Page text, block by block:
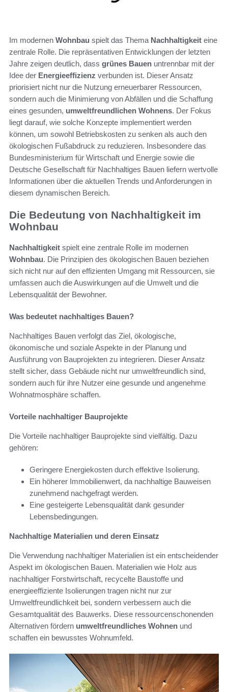
Im modernen Wohnbau spielt das Thema Nachhaltigkeit eine
zentrale Rolle. Die repräsentativen Entwicklungen der letzten
Jahre zeigen deutlich, dass grünes Bauen untrennbar mit der
Idee der Energieeffizienz verbunden ist. Dieser Ansatz
priorisiert nicht nur die Nutzung erneuerbarer Ressourcen,
sondern auch die Minimierung von Abfällen und die Schaffung
eines gesunden, umweltfreundlichen Wohnens. Der Fokus
liegt darauf, wie solche Konzepte implementiert werden
können, um sowohl Betriebskosten zu senken als auch den
ökologischen Fußabdruck zu reduzieren. Insbesondere das
Bundesministerium für Wirtschaft und Energie sowie die
Deutsche Gesellschaft für Nachhaltiges Bauen liefern wertvolle
Informationen über die aktuellen Trends und Anforderungen in
diesem dynamischen Bereich.
Die Bedeutung von Nachhaltigkeit im
Wohnbau
Nachhaltigkeit spielt eine zentrale Rolle im modernen
Wohnbau. Die Prinzipien des ökologischen Bauen beziehen
sich nicht nur auf den effizienten Umgang mit Ressourcen, sie
umfassen auch die Auswirkungen auf die Umwelt und die
Lebensqualität der Bewohner.
Was bedeutet nachhaltiges Bauen?
Nachhaltiges Bauen verfolgt das Ziel, ökologische,
ökonomische und soziale Aspekte in der Planung und
Ausführung von Bauprojekten zu integrieren. Dieser Ansatz
stellt sicher, dass Gebäude nicht nur umweltfreundlich sind,
sondern auch für ihre Nutzer eine gesunde und angenehme
Wohnatmosphäre schaffen.
Vorteile nachhaltiger Bauprojekte
Die Vorteile nachhaltiger Bauprojekte sind vielfältig. Dazu
gehören:
Geringere Energiekosten durch effektive Isolierung.
Ein höherer Immobilienwert, da nachhaltige Bauweisen
zunehmend nachgefragt werden.
Eine gesteigerte Lebensqualität dank gesunder
Lebensbedingungen.
Nachhaltige Materialien und deren Einsatz
Die Verwendung nachhaltiger Materialien ist ein entscheidender
Aspekt im ökologischen Bauen. Materialien wie Holz aus
nachhaltiger Forstwirtschaft, recycelte Baustoffe und
energieeffiziente Isolierungen tragen nicht nur zur
Umweltfreundlichkeit bei, sondern verbessern auch die
Gesamtqualität des Bauwerks. Diese ressourcenschonenden
Alternativen fördern umweltfreundliches Wohnen und
schaffen ein bewusstes Wohnumfeld.